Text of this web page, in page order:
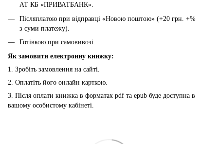
АТ КБ «ПРИВАТБАНК».
Післяплатою при відправці «Новою поштою» (+20 грн. +%
з суми платежу).
Готівкою при самовивозі.
Як замовити електронну книжку:
1. Зробіть замовлення на сайті.
2. Оплатіть його онлайн карткою.
3. Після оплати книжка в форматах pdf та epub буде доступна в
вашому особистому кабінеті.